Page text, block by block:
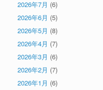
2026年7月 (6)
2026年6月 (5)
2026年5月 (8)
2026年4月 (7)
2026年3月 (6)
2026年2月 (7)
2026年1月 (6)